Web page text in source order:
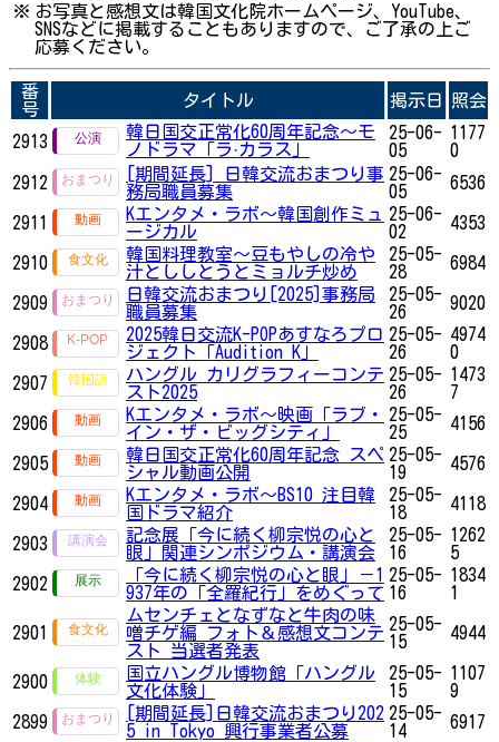
※ お写真と感想文は韓国文化院ホームページ、YouTube、
SNSなどに掲載することもありますので、ご了承の上ご
応募ください。
番
号
タイトル 掲示日 照会
2913
韓日国交正常化60周年記念〜モ
ノドラマ「ラ·カラス」
25-06-
05
1177
0
2912
[期間延長] 日韓交流おまつり事
務局職員募集
25-06-
05
6536
2911
Kエンタメ・ラボ～韓国創作ミュ
ージカル
25-06-
02
4353
2910
韓国料理教室～豆もやしの冷や
汁とししとうとミョルチ炒め
25-05-
28
6984
2909
日韓交流おまつり[2025]事務局
職員募集
25-05-
26
9020
2908
2025韓日交流K-POPあすなろプロ
ジェクト「Audition K」
25-05-
26
4974
0
2907
ハングル カリグラフィーコンテ
スト2025
25-05-
26
1473
7
2906
Kエンタメ・ラボ～映画「ラブ・
イン・ザ・ビッグシティ」
25-05-
25
4156
2905
韓日国交正常化60周年記念 スペ
シャル動画公開
25-05-
19
4576
2904
Kエンタメ・ラボ～BS10 注目韓
国ドラマ紹介
25-05-
18
4118
2903
記念展「今に続く柳宗悦の心と
眼」関連シンポジウム・講演会
25-05-
16
1262
5
2902
「今に続く柳宗悦の心と眼」－1
937年の「全羅紀行」をめぐって
25-05-
16
1834
1
2901
ムセンチェとなずなと牛肉の味
噌チゲ編 フォト＆感想文コンテ
スト 当選者発表
25-05-
15
4944
2900
国立ハングル博物館「ハングル
文化体験」
25-05-
15
1107
9
2899
[期間延長]日韓交流おまつり202
5 in Tokyo 興行事業者公募
25-05-
14
6917